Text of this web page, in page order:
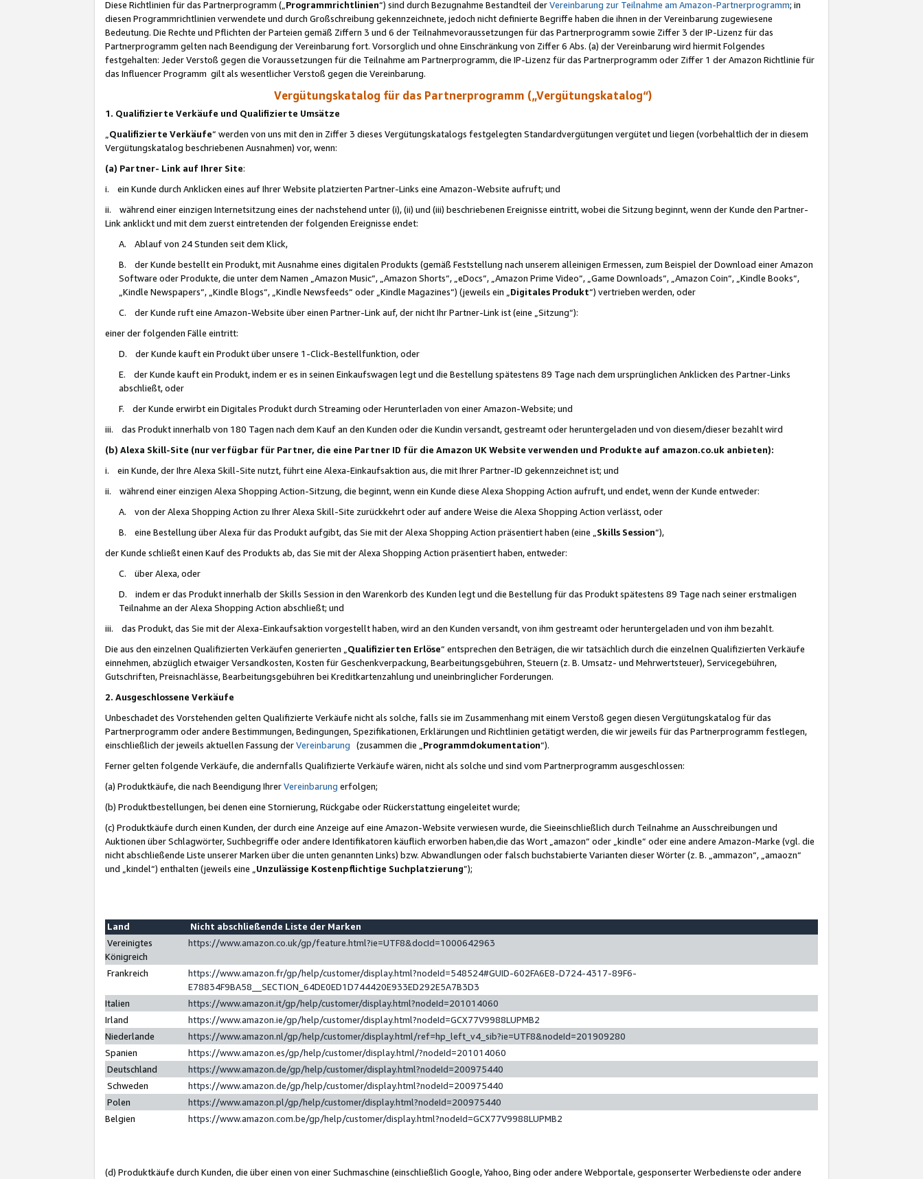
Diese Richtlinien für das Partnerprogramm („Programmrichtlinien“) sind durch Bezugnahme Bestandteil derVereinbarung zur Teilnahme am Amazon-Partnerprogramm; in
diesen Programmrichtlinien verwendete und durch Großschreibung gekennzeichnete, jedoch nicht definierte Begriffe haben die ihnen in der Vereinbarung zugewiesene
Bedeutung. Die Rechte und Pflichten der Parteien gemäß Ziffern 3 und 6 der Teilnahmevoraussetzungen für das Partnerprogramm sowie Ziffer 3 der IP-Lizenz für das
Partnerprogramm gelten nach Beendigung der Vereinbarung fort. Vorsorglich und ohne Einschränkung von Ziffer 6 Abs. (a) der Vereinbarung wird hiermit Folgendes
festgehalten: Jeder Verstoß gegen die Voraussetzungen für die Teilnahme am Partnerprogramm, die IP-Lizenz für das Partnerprogramm oder Ziffer 1 der Amazon Richtlinie für
das Influencer Programm gilt als wesentlicher Verstoß gegen die Vereinbarung.
Vergütungskatalog für das Partnerprogramm („Vergütungskatalog“)
1. Qualifizierte Verkäufe und Qualifizierte Umsätze
Qualifizierte Verkäufe“ werden von uns mit den in Ziffer 3 dieses Vergütungskatalogs festgelegten Standardvergütungen vergütet und liegen (vorbehaltlich der in diesem
Vergütungskatalog beschriebenen Ausnahmen) vor, wenn:
(a) Partner- Link auf Ihrer Site:
i. ein Kunde durch Anklicken eines auf Ihrer Website platzierten Partner-Links eine Amazon-Website aufruft; und
ii. während einer einzigen Internetsitzung eines der nachstehend unter (i), (ii) und (iii) beschriebenen Ereignisse eintritt, wobei die Sitzung beginnt, wenn der Kunde den Partner-
Link anklickt und mit dem zuerst eintretenden der folgenden Ereignisse endet:
A. Ablauf von 24 Stunden seit dem Klick,
B. der Kunde bestellt ein Produkt, mit Ausnahme eines digitalen Produkts (gemäß Feststellung nach unserem alleinigen Ermessen, zum Beispiel der Download einer Amazon
Software oder Produkte, die unter dem Namen „Amazon Music“, „Amazon Shorts“, „eDocs“, „Amazon Prime Video“, „Game Downloads“, „Amazon Coin“, „Kindle Books“,
„Kindle Newspapers“, „Kindle Blogs“, „Kindle Newsfeeds“ oder „Kindle Magazines“) (jeweils ein „ Digitales Produkt“) vertrieben werden, oder
C. der Kunde ruft eine Amazon-Website über einen Partner-Link auf, der nicht Ihr Partner-Link ist (eine „Sitzung“):
einer der folgenden Fälle eintritt:
D. der Kunde kauft ein Produkt über unsere 1-Click-Bestellfunktion, oder
E. der Kunde kauft ein Produkt, indem er es in seinen Einkaufswagen legt und die Bestellung spätestens 89 Tage nach dem ursprünglichen Anklicken des Partner-Links
abschließt, oder
F. der Kunde erwirbt ein Digitales Produkt durch Streaming oder Herunterladen von einer Amazon-Website; und
iii. das Produkt innerhalb von 180 Tagen nach dem Kauf an den Kunden oder die Kundin versandt, gestreamt oder heruntergeladen und von diesem/dieser bezahlt wird
(b) Alexa Skill-Site (nur verfügbar für Partner, die eine Partner ID für die Amazon UK Website verwenden und Produkte auf amazon.co.uk anbieten):
i. ein Kunde, der Ihre Alexa Skill-Site nutzt, führt eine Alexa-Einkaufsaktion aus, die mit Ihrer Partner-ID gekennzeichnet ist; und
ii. während einer einzigen Alexa Shopping Action-Sitzung, die beginnt, wenn ein Kunde diese Alexa Shopping Action aufruft, und endet, wenn der Kunde entweder:
A. von der Alexa Shopping Action zu Ihrer Alexa Skill-Site zurückkehrt oder auf andere Weise die Alexa Shopping Action verlässt, oder
B. eine Bestellung über Alexa für das Produkt aufgibt, das Sie mit der Alexa Shopping Action präsentiert haben (eine „ Skills Session“),
der Kunde schließt einen Kauf des Produkts ab, das Sie mit der Alexa Shopping Action präsentiert haben, entweder:
C. über Alexa, oder
D. indem er das Produkt innerhalb der Skills Session in den Warenkorb des Kunden legt und die Bestellung für das Produkt spätestens 89 Tage nach seiner erstmaligen
Teilnahme an der Alexa Shopping Action abschließt; und
iii. das Produkt, das Sie mit der Alexa-Einkaufsaktion vorgestellt haben, wird an den Kunden versandt, von ihm gestreamt oder heruntergeladen und von ihm bezahlt.
Die aus den einzelnen Qualifizierten Verkäufen generierten „ Qualifizierten Erlöse“ entsprechen den Beträgen, die wir tatsächlich durch die einzelnen Qualifizierten Verkäufe
einnehmen, abzüglich etwaiger Versandkosten, Kosten für Geschenkverpackung, Bearbeitungsgebühren, Steuern (z. B. Umsatz- und Mehrwertsteuer), Servicegebühren,
Gutschriften, Preisnachlässe, Bearbeitungsgebühren bei Kreditkartenzahlung und uneinbringlicher Forderungen.
2. Ausgeschlossene Verkäufe
Unbeschadet des Vorstehenden gelten Qualifizierte Verkäufe nicht als solche, falls sie im Zusammenhang mit einem Verstoß gegen diesen Vergütungskatalog für das
Partnerprogramm oder andere Bestimmungen, Bedingungen, Spezifikationen, Erklärungen und Richtlinien getätigt werden, die wir jeweils für das Partnerprogramm festlegen,
einschließlich der jeweils aktuellen Fassung derVereinbarung (zusammen die „ Programmdokumentation“).
Ferner gelten folgende Verkäufe, die andernfalls Qualifizierte Verkäufe wären, nicht als solche und sind vom Partnerprogramm ausgeschlossen:
(a) Produktkäufe, die nach Beendigung IhrerVereinbarung erfolgen;
(b) Produktbestellungen, bei denen eine Stornierung, Rückgabe oder Rückerstattung eingeleitet wurde;
(c) Produktkäufe durch einen Kunden, der durch eine Anzeige auf eine Amazon-Website verwiesen wurde, die Sieeinschließlich durch Teilnahme an Ausschreibungen und
Auktionen über Schlagwörter, Suchbegriffe oder andere Identifikatoren käuflich erworben haben,die das Wort „amazon“ oder „kindle“ oder eine andere Amazon-Marke (vgl. die
nicht abschließende Liste unserer Marken über die unten genannten Links) bzw. Abwandlungen oder falsch buchstabierte Varianten dieser Wörter (z. B. „ammazon“, „amaozn“
und „kindel“) enthalten (jeweils eine „ Unzulässige Kostenpflichtige Suchplatzierung”);
Land
Nicht abschließende Liste der Marken
Vereinigtes
Königreich
https://www.amazon.co.uk/gp/feature.html?ie=UTF8&docId=1000642963
Frankreich
https://www.amazon.fr/gp/help/customer/display.html?nodeId=548524#GUID-602FA6E8-D724-4317-89F6-
E78834F9BA58__SECTION_64DE0ED1D744420E933ED292E5A7B3D3
Italien
https://www.amazon.it/gp/help/customer/display.html?nodeId=201014060
Irland
https://www.amazon.ie/gp/help/customer/display.html?nodeId=GCX77V9988LUPMB2
Niederlande
https://www.amazon.nl/gp/help/customer/display.html/ref=hp_left_v4_sib?ie=UTF8&nodeId=201909280
Spanien
https://www.amazon.es/gp/help/customer/display.html/?nodeId=201014060
Deutschland
https://www.amazon.de/gp/help/customer/display.html?nodeId=200975440
Schweden
https://www.amazon.de/gp/help/customer/display.html?nodeId=200975440
Polen
https://www.amazon.pl/gp/help/customer/display.html?nodeId=200975440
Belgien
https://www.amazon.com.be/gp/help/customer/display.html?nodeId=GCX77V9988LUPMB2
(d) Produktkäufe durch Kunden, die über einen von einer Suchmaschine (einschließlich Google, Yahoo, Bing oder andere Webportale, gesponserter Werbedienste oder andere